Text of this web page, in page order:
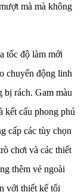
mà mà không
tốc độ làm mới
chuyển động linh
bị rách. Gam màu
kết cấu phong phú
cấp các tùy chọn
chơi và các thiết
thêm vẻ ngoài
với thiết kế tối